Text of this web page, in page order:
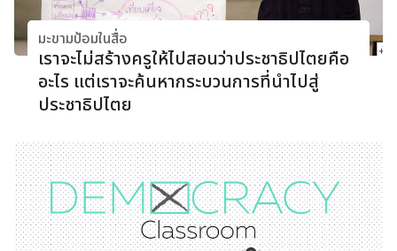
มะขามป้อมในสื่อ
เราจะไม่สร้างครูให้ไปสอนว่าประชาธิปไตยคือ
อะไร แต่เราจะค้นหากระบวนการที่นำไปสู่
ประชาธิปไตย